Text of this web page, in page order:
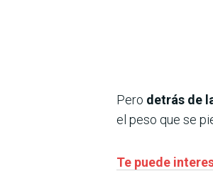
Pero detrás de
el peso que se
Te puede